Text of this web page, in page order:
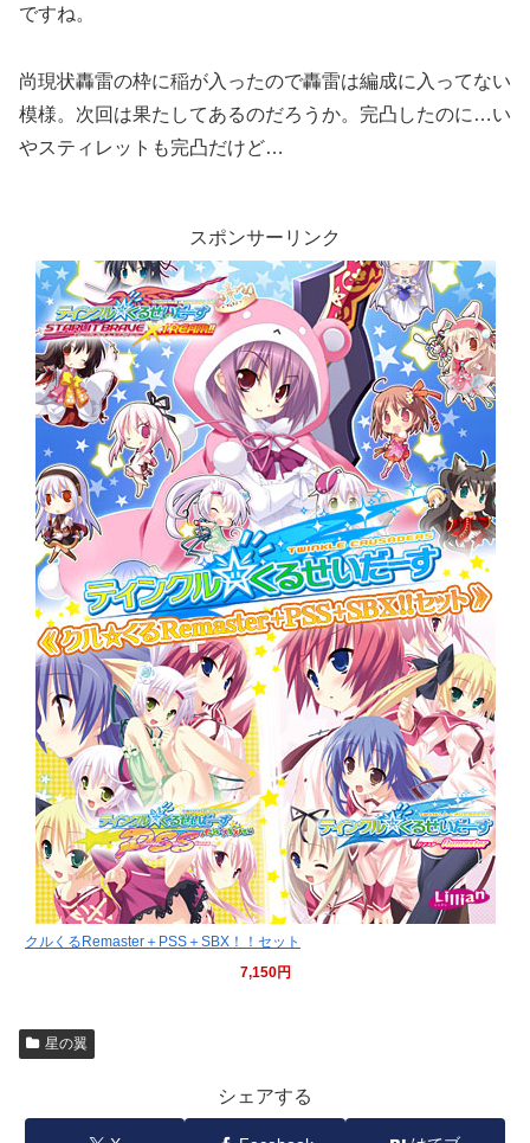
ですね。
尚現状轟雷の枠に稲が入ったので轟雷は編成に入ってない
模様。次回は果たしてあるのだろうか。完凸したのに…い
やスティレットも完凸だけど…
スポンサーリンク
クルくるRemaster＋PSS＋SBX！！セット
7,150円
星の翼
シェアする